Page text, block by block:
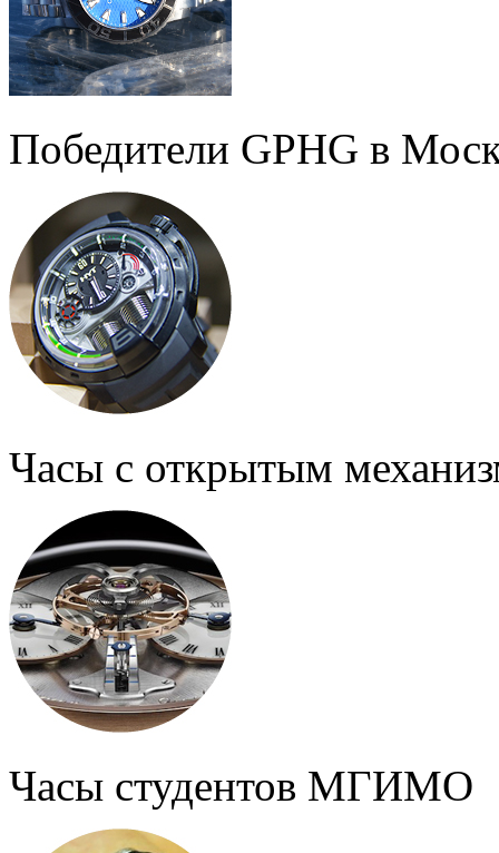
Победители GPHG в
Часы с открытым
Часы студентов МГИМО